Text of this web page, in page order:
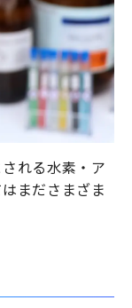
れる水素・ア
まださまざま